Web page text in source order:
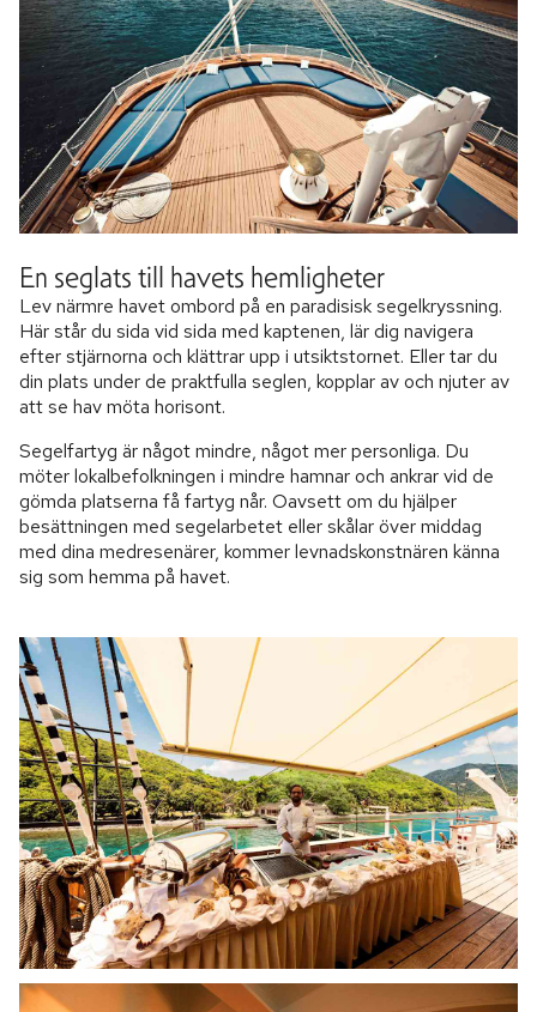
En seglats till havets hemligheter
Lev närmre havet ombord på en paradisisk segelkryssning.
Här står du sida vid sida med kaptenen, lär dig navigera
efter stjärnorna och klättrar upp i utsiktstornet. Eller tar du
din plats under de praktfulla seglen, kopplar av och njuter av
att se hav möta horisont.
Segelfartyg är något mindre, något mer personliga. Du
möter lokalbefolkningen i mindre hamnar och ankrar vid de
gömda platserna få fartyg når. Oavsett om du hjälper
besättningen med segelarbetet eller skålar över middag
med dina medresenärer, kommer levnadskonstnären känna
sig som hemma på havet.